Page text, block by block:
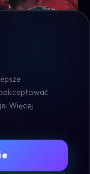
Więcej